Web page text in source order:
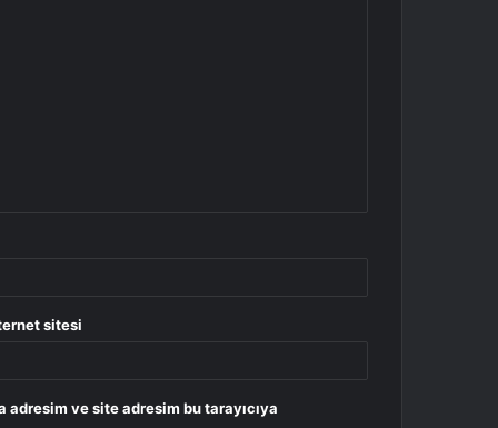
sitesi
adresim ve site adresim bu tarayıcıya